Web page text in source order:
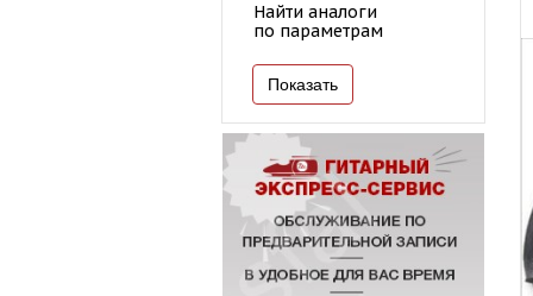
Найти аналоги
по параметрам